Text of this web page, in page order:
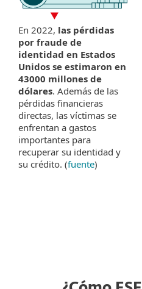
En 2022, las pérdidas
por fraude de
identidad en Estados
Unidos se estimaron en
43000 millones de
dólares. Además de las
pérdidas financieras
directas, las víctimas se
enfrentan a gastos
importantes para
recuperar su identidad y
su crédito. (fuente)